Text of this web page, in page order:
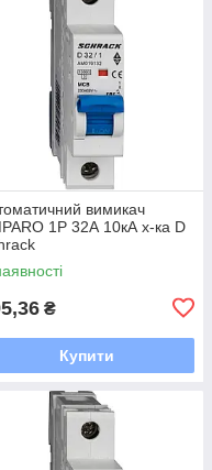
вимикач
1P 32А 10кА х-ка D
₴
Купити